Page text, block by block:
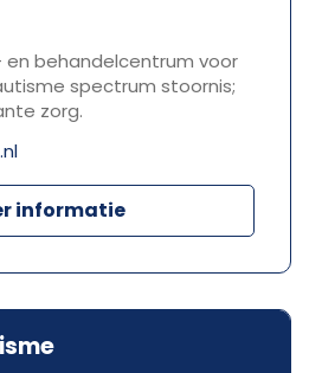
en behandelcentrum voor
spectrum stoornis;
zorg.
informatie